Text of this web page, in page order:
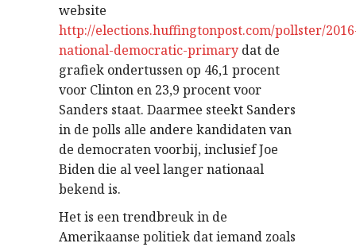
website
http://elections.huffingtonpost.com/pollster/
national-democratic-primary dat de
grafiek ondertussen op 46,1 procent
voor Clinton en 23,9 procent voor
Sanders staat. Daarmee steekt Sanders
in de polls alle andere kandidaten van
de democraten voorbij, inclusief Joe
Biden die al veel langer nationaal
bekend is.
Het is een trendbreuk in de
Amerikaanse politiek dat iemand zoals